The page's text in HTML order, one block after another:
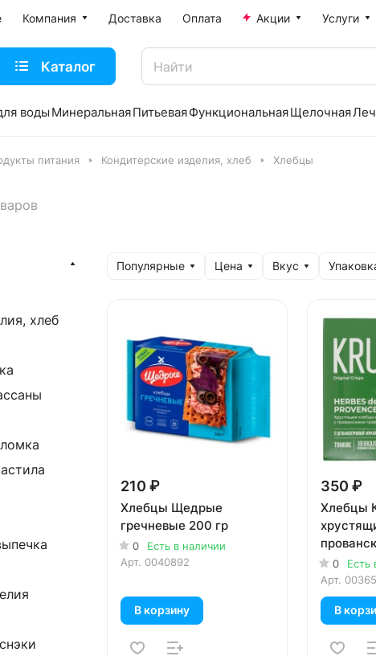
Компания Доставка Оплата Акции Услуги
Каталог
воды МинеральнаяПитьеваяФункциональнаяЩелочная
питания Кондитерские изделия, хлеб Хлебцы
Популярные Цена Вкус
210 ₽
Хлебцы Щедрые
гречневые 200 гр
0
Есть в наличии
Арт. 0040892
В корзину
350 ₽
Хлебцы
200 гр
0
Есть
Арт.
В
хлеб